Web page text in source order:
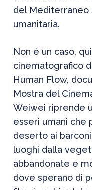
del Mediterraneo
umanitaria.
Non è un caso,
cinematografico
Human Flow,
Mostra del
Weiwei riprende
esseri umani che
deserto ai
luoghi dalla
abbandonate e
dove sperano di